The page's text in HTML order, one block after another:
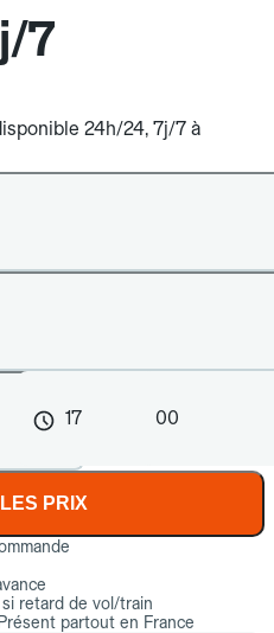
7
24h/24, 7j/7 à
17 00
PRIX
retard de vol/train
Présent partout en France